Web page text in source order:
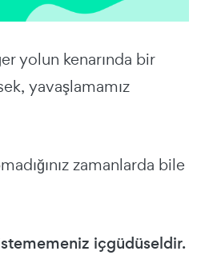
yolun kenarında bir
yavaşlamamız
zamanlarda bile
içgüdüseldir.